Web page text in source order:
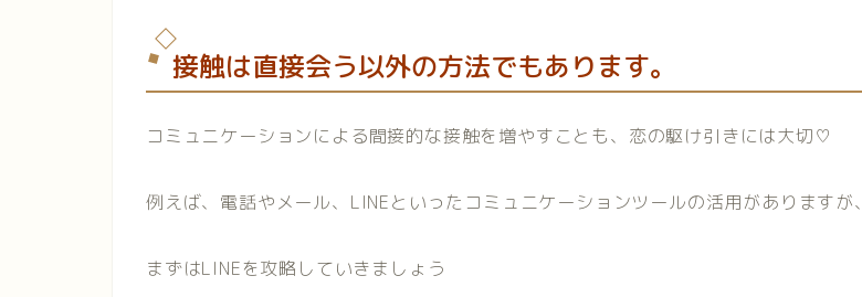
接触は直接会う以外の方法でもあります。
コミュニケーションによる間接的な接触を増やすことも、恋の駆け引きには大切♡
例えば、電話やメール、LINEといったコミュニケーションツールの活用がありますが、
まずはLINEを攻略していきましょう